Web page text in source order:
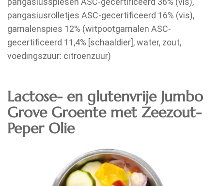
pangasiusrolletjes ASC-gecertificeerd 16% (vis),
garnalenspies 12% (witpootgarnalen ASC-
gecertificeerd 11,4% [schaaldier], water, zout,
voedingszuur: citroenzuur)
Lactose- en glutenvrije Jumbo
Grove Groente met Zeezout-
Peper Olie